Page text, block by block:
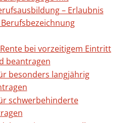
– Erlaubnis
bei vorzeitigem Eintritt
beantragen
besonders langjährig
schwerbehinderte